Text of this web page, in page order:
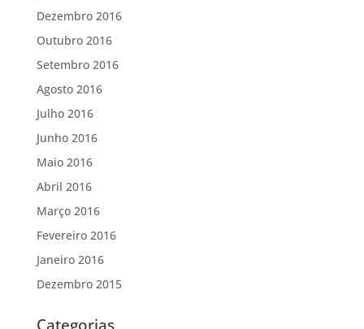
Dezembro 2016
Outubro 2016
Setembro 2016
Agosto 2016
Julho 2016
Junho 2016
Maio 2016
Abril 2016
Março 2016
Fevereiro 2016
Janeiro 2016
Dezembro 2015